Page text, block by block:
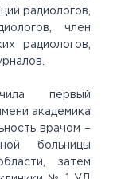
радиологов,
член
радиологов,
первый
академика
врачом –
больницы
затем